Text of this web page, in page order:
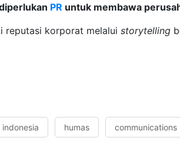
PR untuk membawa
reputasi korporat melalui storytelling
humas communications